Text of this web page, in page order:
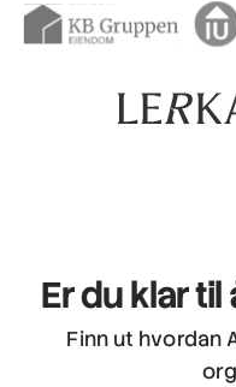
Er du klar
Finn ut hvordan